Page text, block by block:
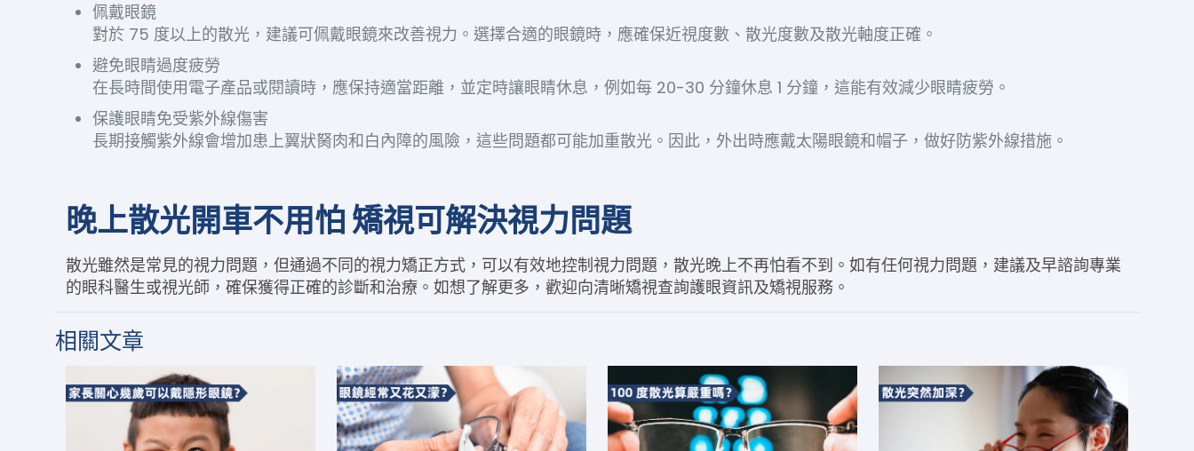
佩戴眼鏡
對於 75 度以上的散光，建議可佩戴眼鏡來改善視力。選擇合適的眼鏡時，應確保近視度數、散光度數及散光軸度正確。
避免眼睛過度疲勞
在長時間使用電子產品或閱讀時，應保持適當距離，並定時讓眼睛休息，例如每 20-30 分鐘休息 1 分鐘，這能有效減少眼睛疲勞。
保護眼睛免受紫外線傷害
長期接觸紫外線會增加患上翼狀胬肉和白內障的風險，這些問題都可能加重散光。因此，外出時應戴太陽眼鏡和帽子，做好防紫外線措施。
晚上散光開車不用怕 矯視可解決視力問題
散光雖然是常見的視力問題，但通過不同的視力矯正方式，可以有效地控制視力問題，散光晚上不再怕看不到 。如有任何視力問題，建議及早諮詢專業
的眼科醫生或視光師，確保獲得正確的診斷和治療。如想了解更多，歡迎向清晰矯視查詢護眼資訊及矯視服務。
相關文章